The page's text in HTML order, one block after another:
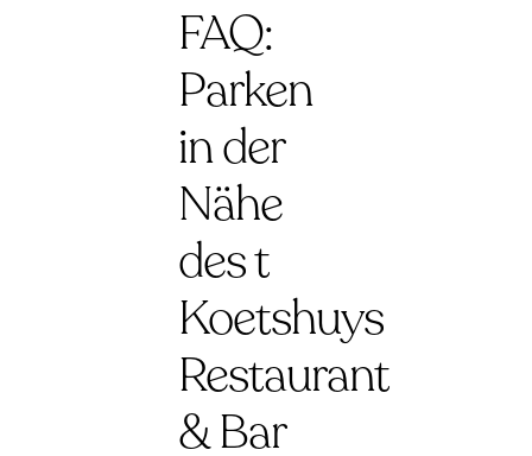
FAQ:
Parken
in der
Nähe
des t
Koetshuys
Restaurant
& Bar